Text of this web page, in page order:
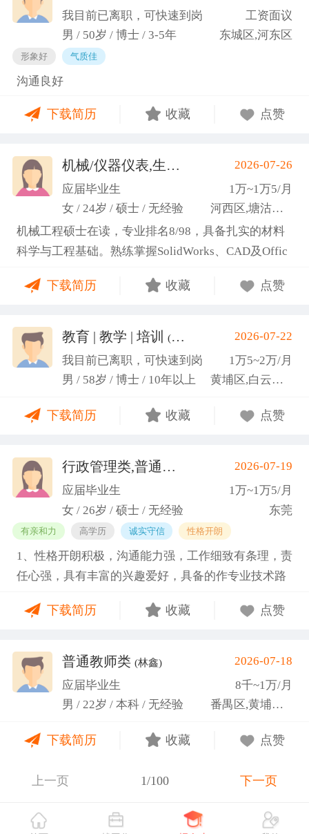
办各种社团内部活动，如迎新、英语角等。
我目前已离职，可快速到岗
工资面议
男 / 50岁 / 博士 / 3-5年
东城区,河东区
形象好 气质佳
沟通良好
下载简历 收藏 点赞
机械/仪器仪表,生产管理/研发 (高蕾)
2026-07-26
应届毕业生
1万~1万5/月
女 / 24岁 / 硕士 / 无经验
河西区,塘沽区,东丽区
机械工程硕士在读，专业排名8/98，具备扎实的材料
科学与工程基础。熟练掌握SolidWorks、CAD及Offic
2项天津市科研项目，擅长实验设计与数据分析;曾带
优秀的团队协作与沟通协调能力，责任心强，渴望将
科研严谨性融入实践工作中
下载简历 收藏 点赞
教育 | 教学 | 培训 (汤山文)
2026-07-22
我目前已离职，可快速到岗
1万5~2万/月
男 / 58岁 / 博士 / 10年以上
黄埔区,白云区,增城市
下载简历 收藏 点赞
行政管理类,普通教师类 (蓝小艳)2026-07-19
应届毕业生
1万~1万5/月
女 / 26岁 / 硕士 / 无经验
东莞
有亲和力 高学历 诚实守信 性格开朗
1、性格开朗积极，沟通能力强，工作细致有条理，责
任心强，具有丰富的兴趣爱好，具备的作专业技术路
任班级生活委员与课程助管，多次组织班级篮球、羽
关活动。
下载简历 收藏 点赞
普通教师类 (林鑫)
2026-07-18
应届毕业生
8千~1万/月
男 / 22岁 / 本科 / 无经验
番禺区,黄埔区,越秀区
下载简历 收藏 点赞
上一页 1/100 下一页